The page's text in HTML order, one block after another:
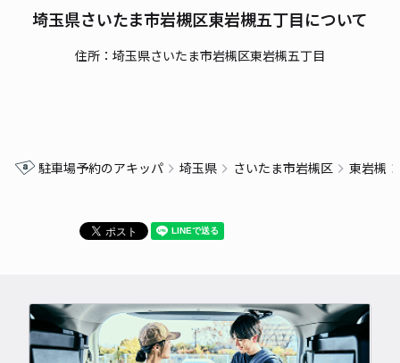
埼玉県さいたま市岩槻区東岩槻五丁目について
住所：埼玉県さいたま市岩槻区東岩槻五丁目
駐車場予約のアキッパ 埼玉県 さいたま市岩槻区 東岩槻